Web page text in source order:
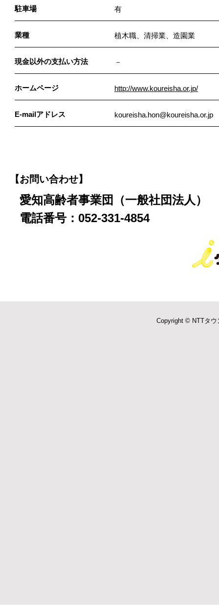
駐車場 有
業種 植木職、清掃業、造園業
現金以外の支払い方法 －
ホームページ http://www.koureisha.or.jp/
E-mailアドレス koureisha.hon@koureisha.or.jp
【お問い合わせ】
愛知高齢者事業団（一般社団法人）
電話番号：052-331-4854
Copyright © NTTタウ